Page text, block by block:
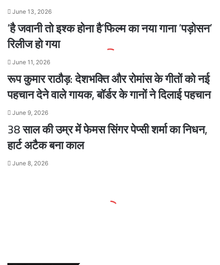
June 13, 2026
‘है जवानी तो इश्क होना है’फिल्म का नया गाना ‘पड़ोसन’
रिलीज हो गया
June 11, 2026
रूप कुमार राठौड़: देशभक्ति और रोमांस के गीतों को नई
पहचान देने वाले गायक, बॉर्डर के गानों ने दिलाई पहचान
June 9, 2026
38 साल की उम्र में फेमस सिंगर पेप्सी शर्मा का निधन,
हार्ट अटैक बना काल
June 8, 2026